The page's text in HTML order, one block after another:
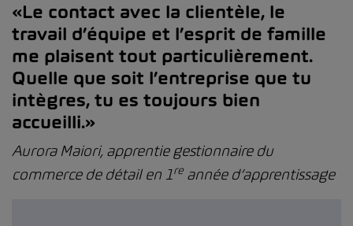
«Le contact avec la clientèle, le
travail d’équipe et l’esprit de famille
me plaisent tout particulièrement.
Quelle que soit l’entreprise que tu
intègres, tu es toujours bien
accueilli.»
Aurora Maiori, apprentie gestionnaire du
commerce de détail en 1re année d’apprentissage